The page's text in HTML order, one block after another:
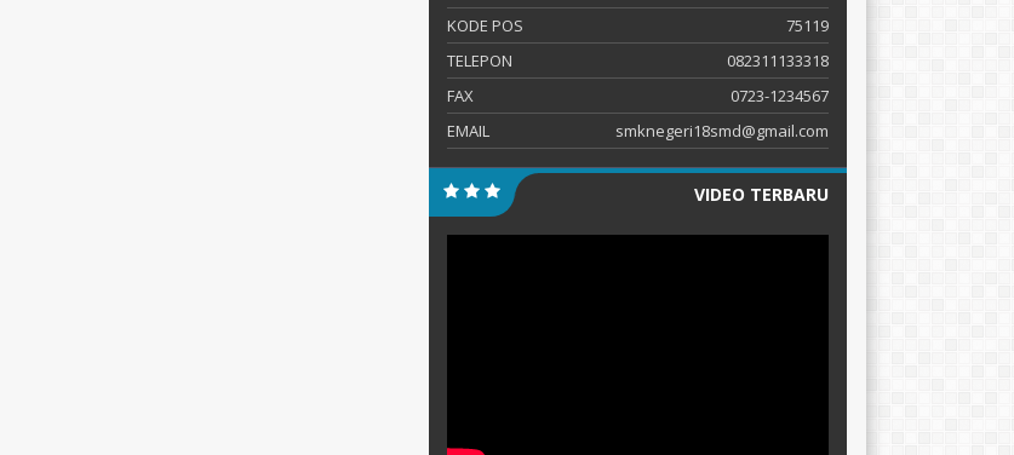
KODE POS
75119
TELEPON
082311133318
FAX
0723-1234567
EMAIL
smknegeri18smd@gmail.com
VIDEO TERBARU